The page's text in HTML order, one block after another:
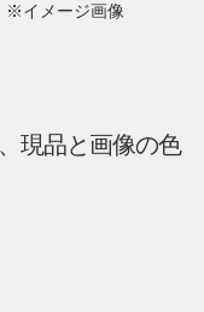
※イメージ画像
現品と画像の色